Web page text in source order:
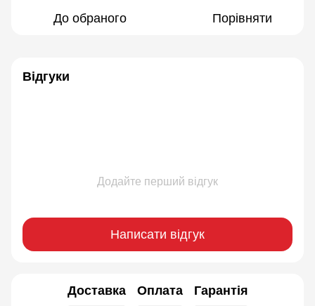
До обраного Порівняти
Відгуки
Додайте перший відгук
Написати відгук
Доставка Оплата Гарантія